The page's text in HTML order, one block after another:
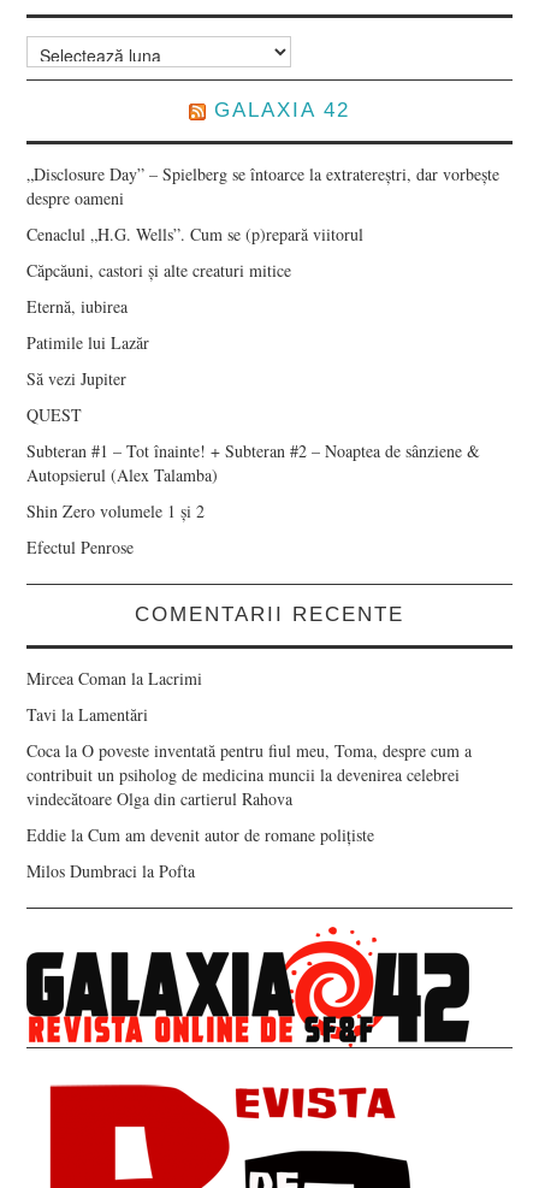
Arhive
GALAXIA 42
„Disclosure Day” – Spielberg se întoarce la extratereștri, dar vorbește
despre oameni
Cenaclul „H.G. Wells”. Cum se (p)repară viitorul
Căpcăuni, castori și alte creaturi mitice
Eternă, iubirea
Patimile lui Lazăr
Să vezi Jupiter
QUEST
Subteran #1 – Tot înainte! + Subteran #2 – Noaptea de sânziene &
Autopsierul (Alex Talamba)
Shin Zero volumele 1 și 2
Efectul Penrose
COMENTARII RECENTE
Mircea Coman laLacrimi
Tavi laLamentări
Coca laO poveste inventată pentru fiul meu, Toma, despre cum a
contribuit un psiholog de medicina muncii la devenirea celebrei
vindecătoare Olga din cartierul Rahova
Eddie laCum am devenit autor de romane polițiste
Milos Dumbraci laPofta